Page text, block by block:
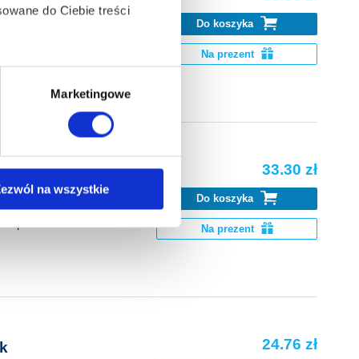
do Ciebie treści
także takie, które wymagają
Marketingowe
na wszystkie
Do koszyka
Na prezent
33.30 zł
Do koszyka
Na prezent
24.76 zł